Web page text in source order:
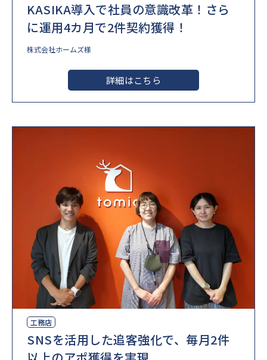
KASIKA導入で社員の意識改革！さら
に運用4カ月で2件契約獲得！
株式会社ホームズ様
詳細はこちら
工務店
SNSを活用した追客強化で、毎月2件